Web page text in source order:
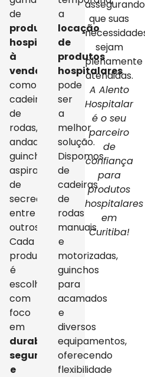
de
produtos
hospitalares
à
venda
como
cadeiras
de
rodas,
andadores,
guinchos,
aspiradores
de
secreção,
entre
outros.
Cada
produto
é
escolhido
com
foco
em
durabilidade,
segurança
e
a
locação
de
produtos
hospitalares
pode
ser
a
melhor
solução.
Dispomos
de
cadeiras
de
rodas
manuais
e
motorizadas,
guinchos
para
acamados
e
diversos
equipamentos,
oferecendo
flexibilidade
assegurando
que suas
sejam
plenamente
atendidas.
A Alento
Hospitalar
é o seu
parceiro
de
confiança
para
produtos
hospitalares
em
Curitiba!